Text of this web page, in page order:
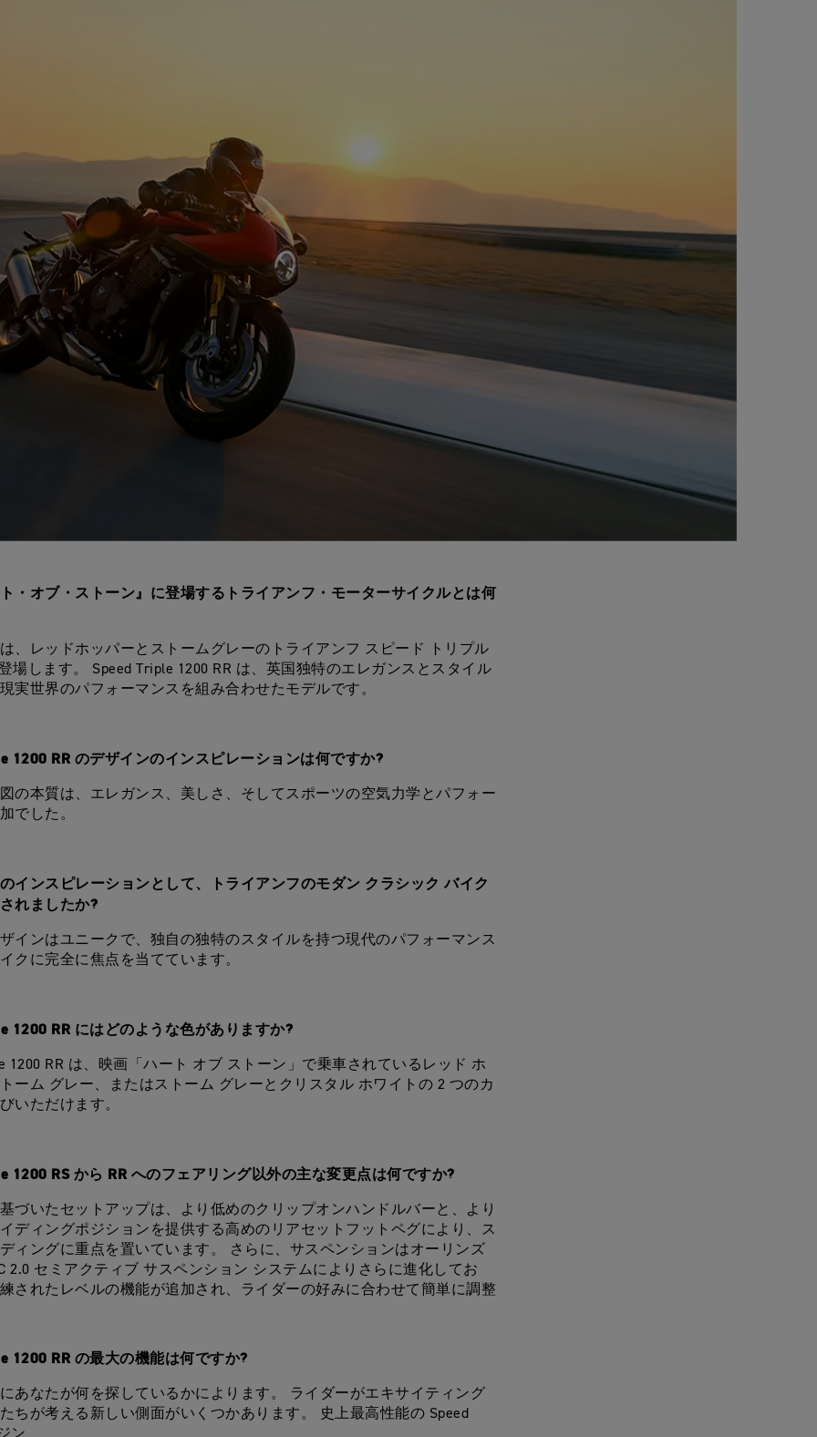
・オブ・ストーン』に登場するトライアンフ・モーターサイクルとは何
、レッドホッパーとストームグレーのトライアンフ スピード トリプル
場します。 Speed Triple 1200 RR は、英国独特のエレガンスとスタイル
実世界のパフォーマンスを組み合わせたモデルです。
1200 RR のデザインのインスピレーションは何ですか?
の本質は、エレガンス、美しさ、そしてスポーツの空気力学とパフォー
でした。
インスピレーションとして、トライアンフのモダン クラシック バイク
れましたか?
インはユニークで、独自の独特のスタイルを持つ現代のパフォーマンス
クに完全に焦点を当てています。
1200 RR にはどのような色がありますか?
1200 RR は、映画「ハート オブ ストーン」で乗車されているレッド ホ
ーム グレー、またはストーム グレーとクリスタル ホワイトの 2 つのカ
いただけます。
1200 RS から RR へのフェアリング以外の主な変更点は何ですか?
づいたセットアップは、より低めのクリップオンハンドルバーと、より
ディングポジションを提供する高めのリアセットフットペグにより、ス
ィングに重点を置いています。 さらに、サスペンションはオーリンズ
2.0 セミアクティブ サスペンション システムによりさらに進化してお
されたレベルの機能が追加され、ライダーの好みに合わせて簡単に調整
1200 RR の最大の機能は何ですか?
あなたが何を探しているかによります。 ライダーがエキサイティング
ちが考える新しい側面がいくつかあります。 史上最高性能の Speed